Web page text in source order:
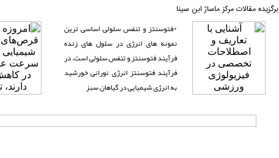
برگزیده مقالات مرکز ماساژ ابن سینا
*فتوسنتز و تنفس سلولی اساسی ترین
نمونه های انرژی در سلول های زنده
فرآیند فتوسنتز و تنفس سلولی است. در
فرآیند فتوسنتز انرژی نورانی خورشید
به انرژی شیمیایی در گیاهان سبز